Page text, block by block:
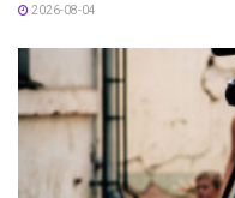
2026-08-04